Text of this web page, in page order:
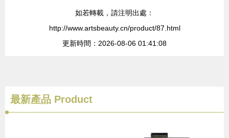
如若轉載，請注明出處：
http://www.artsbeauty.cn/product/87.html
更新時間：2026-08-06 01:41:08
最新產品 Product